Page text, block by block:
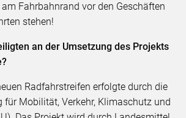
Fahrbahnrand vor den Geschäften
stehen!
an der Umsetzung des Projekts
Radfahrstreifen erfolgte durch die
für Mobilität, Verkehr, Klimaschutz und